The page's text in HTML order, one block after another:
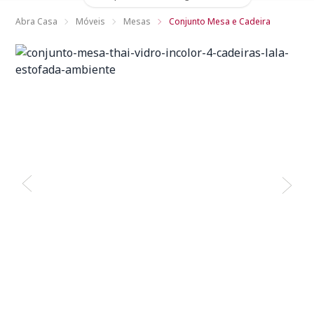
Abra Casa Móveis Mesas Conjunto Mesa e Cadeira